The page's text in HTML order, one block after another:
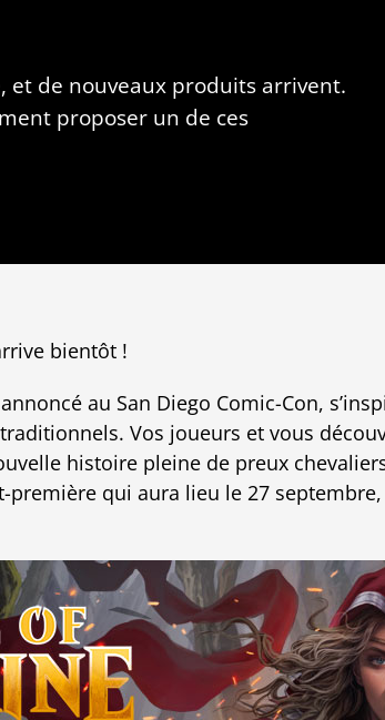
et de nouveaux produits arrivent.
proposer un de ces
bientôt !
au San Diego Comic-Con,
Vos joueurs et vous
histoire pleine de preux
première qui aura lieu le 27